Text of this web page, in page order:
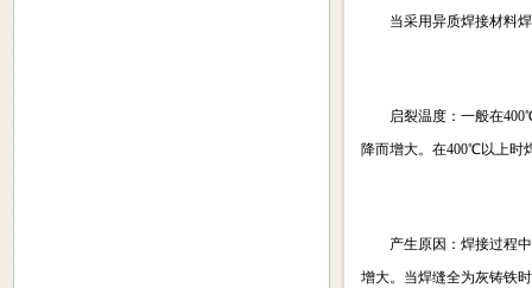
当采用异质焊接材料焊
启裂温度：一般在400℃
降而增大。在400℃以上时
产生原因：焊接过程中
增大。当焊缝全为灰铸铁